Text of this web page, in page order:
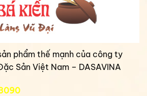
phẩm thế mạnh của công ty
Sản Việt Nam – DASAVINA